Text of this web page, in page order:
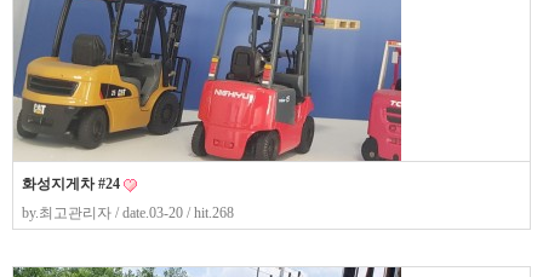
화성지게차 #24
by.최고관리자 / date.03-20 / hit.268